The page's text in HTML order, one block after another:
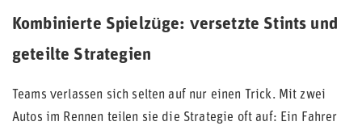
Kombinierte Spielzüge: versetzte Stints und
geteilte Strategien
Teams verlassen sich selten auf nur einen Trick. Mit zwei
Autos im Rennen teilen sie die Strategie oft auf: Ein Fahrer